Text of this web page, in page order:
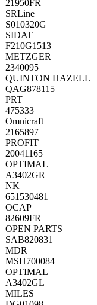
21950FR
SRLine
S010320G
SIDAT
F210G1513
METZGER
2340095
QUINTON HAZELL
QAG878115
PRT
475333
Omnicraft
2165897
PROFIT
20041165
OPTIMAL
A3402GR
NK
651530481
OCAP
82609FR
OPEN PARTS
SAB820831
MDR
MSH700084
OPTIMAL
A3402GL
MILES